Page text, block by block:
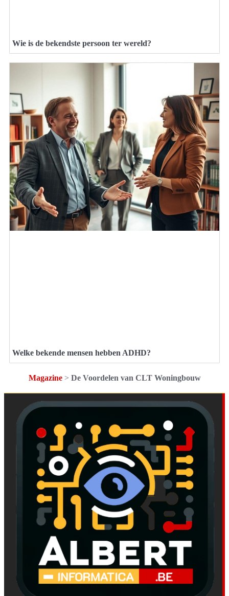
Wie is de bekendste persoon ter wereld?
Welke bekende mensen hebben ADHD?
Magazine> De Voordelen van CLT Woningbouw